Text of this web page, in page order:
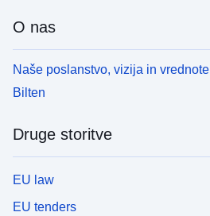
O nas
Naše poslanstvo, vizija in vrednote
Bilten
Druge storitve
EU law
EU tenders